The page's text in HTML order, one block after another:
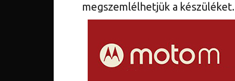
megszemlélhetjük a készüléket.